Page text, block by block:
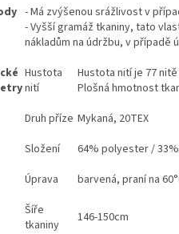
- Má zvýšenou srážlivost v
- Vyšší gramáž tkaniny, tato
nákladům na údržbu, v případě
Hustota
nití
Hustota nití je 77
Plošná hmotnost
Druh příze Mykaná, 20TEX
Složení
64% polyester /
Úprava
barvená, praní na
Šíře
tkaniny
146-150cm